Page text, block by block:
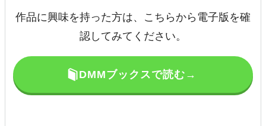
作品に興味を持った方は、こちらから電子版を確
認してみてください。
DMMブックスで読む→